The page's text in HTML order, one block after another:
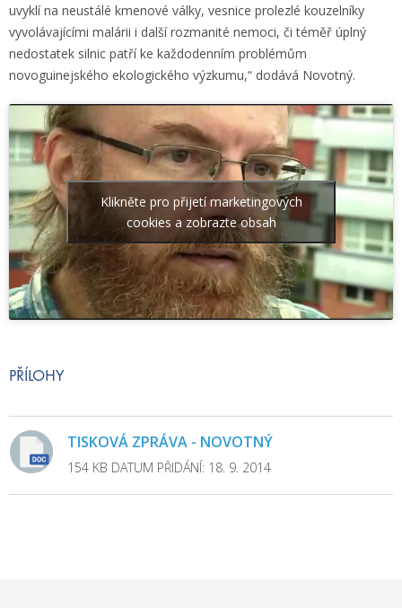
uvyklí na neustálé kmenové války, vesnice prolezlé kouzelníky
vyvolávajícími malárii i další rozmanité nemoci, či téměř úplný
nedostatek silnic patří ke každodenním problémům
novoguinejského ekologického výzkumu,“ dodává Novotný.
Klikněte pro přijetí marketingových
cookies a zobrazte obsah
PŘÍLOHY
TISKOVÁ ZPRÁVA - NOVOTNÝ
154 KB DATUM PŘIDÁNÍ: 18. 9. 2014